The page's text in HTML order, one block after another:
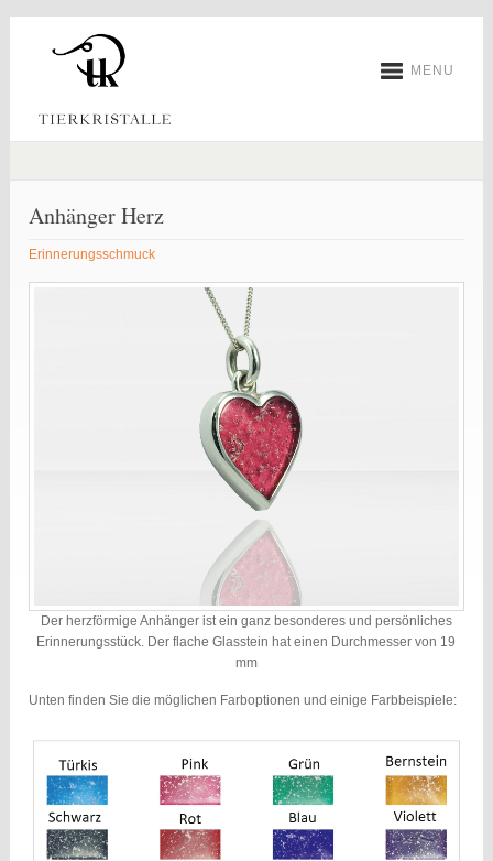
MENU
Anhänger Herz
Erinnerungsschmuck
Der herzförmige Anhänger ist ein ganz besonderes und persönliches
Erinnerungsstück. Der flache Glasstein hat einen Durchmesser von 19
mm
Unten finden Sie die möglichen Farboptionen und einige Farbbeispiele: